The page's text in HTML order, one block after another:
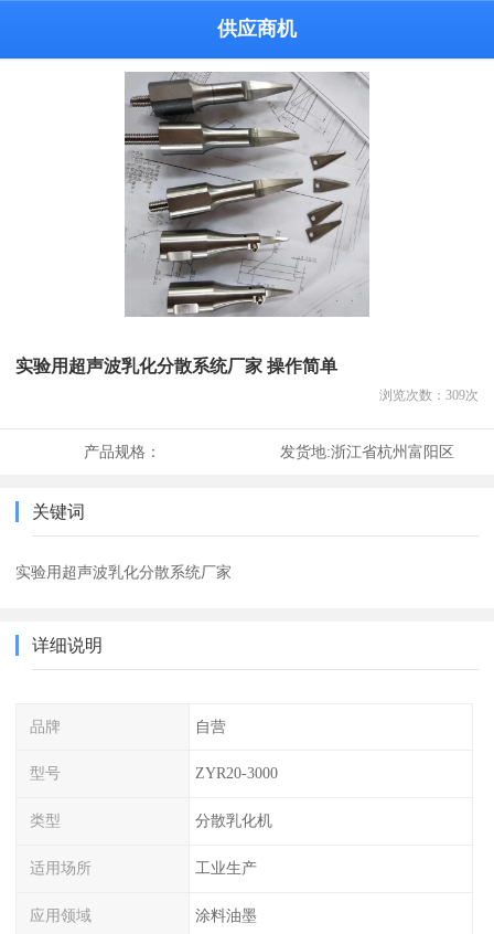
供应商机
实验用超声波乳化分散系统厂家 操作简单
浏览次数： 309次
产品规格： 发货地:浙江省杭州富阳区
关键词
实验用超声波乳化分散系统厂家
详细说明
品牌 自营
型号 ZYR20-3000
类型 分散乳化机
适用场所 工业生产
应用领域 涂料油墨